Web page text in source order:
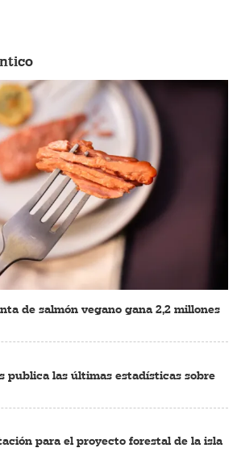
de salmón vegano gana 2,2 millones
publica las últimas estadísticas sobre
para el proyecto forestal de la isla